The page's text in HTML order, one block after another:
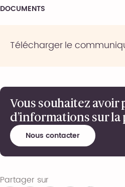
DOCUMENTS
Télécharger le
Vous souhaitez avoir
d’informations sur
Nous contacter
Partager sur